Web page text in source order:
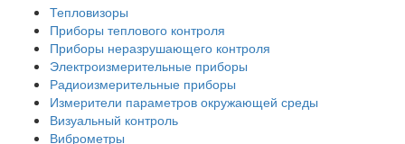
Тепловизоры
Приборы теплового контроля
Приборы неразрушающего контроля
Электроизмерительные приборы
Радиоизмерительные приборы
Измерители параметров окружающей среды
Визуальный контроль
Виброметры